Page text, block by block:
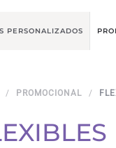
PERSONALIZADOS
PROMOCIONAL